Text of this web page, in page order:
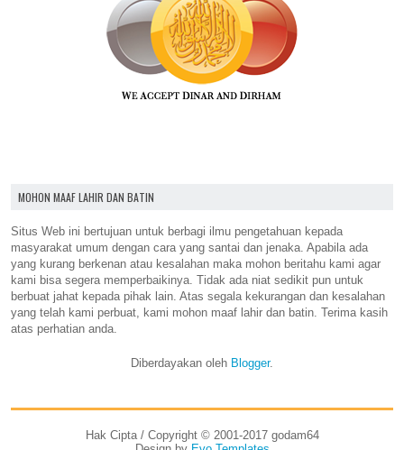
MOHON MAAF LAHIR DAN BATIN
Situs Web ini bertujuan untuk berbagi ilmu pengetahuan kepada
masyarakat umum dengan cara yang santai dan jenaka. Apabila ada
yang kurang berkenan atau kesalahan maka mohon beritahu kami agar
kami bisa segera memperbaikinya. Tidak ada niat sedikit pun untuk
berbuat jahat kepada pihak lain. Atas segala kekurangan dan kesalahan
yang telah kami perbuat, kami mohon maaf lahir dan batin. Terima kasih
atas perhatian anda.
Diberdayakan oleh Blogger.
Hak Cipta / Copyright © 2001-2017 godam64